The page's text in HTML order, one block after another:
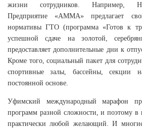
жизни сотрудников. Например,
Предприятие «АММА» предлагает
нормативы ГТО (программа «Готов к
успешной сдаче на золотой,
предоставляет дополнительные дни к
Кроме того, социальный пакет для
спортивные залы, бассейны, секции
постоянной основе.
Уфимский международный марафон
программ разной сложности, и поэтому в
практически любой желающий. И